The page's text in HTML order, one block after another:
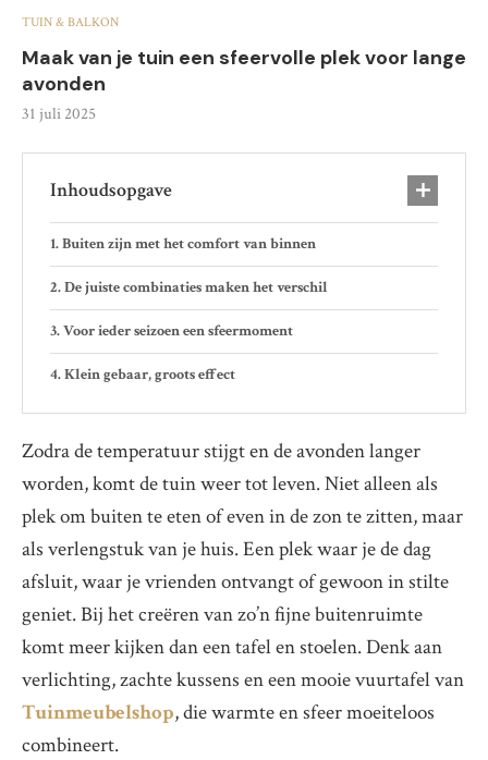
TUIN & BALKON
Maak van je tuin een sfeervolle plek voor lange
avonden
31 juli 2025
Inhoudsopgave
Buiten zijn met het comfort van binnen
De juiste combinaties maken het verschil
Voor ieder seizoen een sfeermoment
Klein gebaar, groots effect
Zodra de temperatuur stijgt en de avonden langer
worden, komt de tuin weer tot leven. Niet alleen als
plek om buiten te eten of even in de zon te zitten, maar
als verlengstuk van je huis. Een plek waar je de dag
afsluit, waar je vrienden ontvangt of gewoon in stilte
geniet. Bij het creëren van zo’n fijne buitenruimte
komt meer kijken dan een tafel en stoelen. Denk aan
verlichting, zachte kussens en een mooie vuurtafel van
Tuinmeubelshop, die warmte en sfeer moeiteloos
combineert.